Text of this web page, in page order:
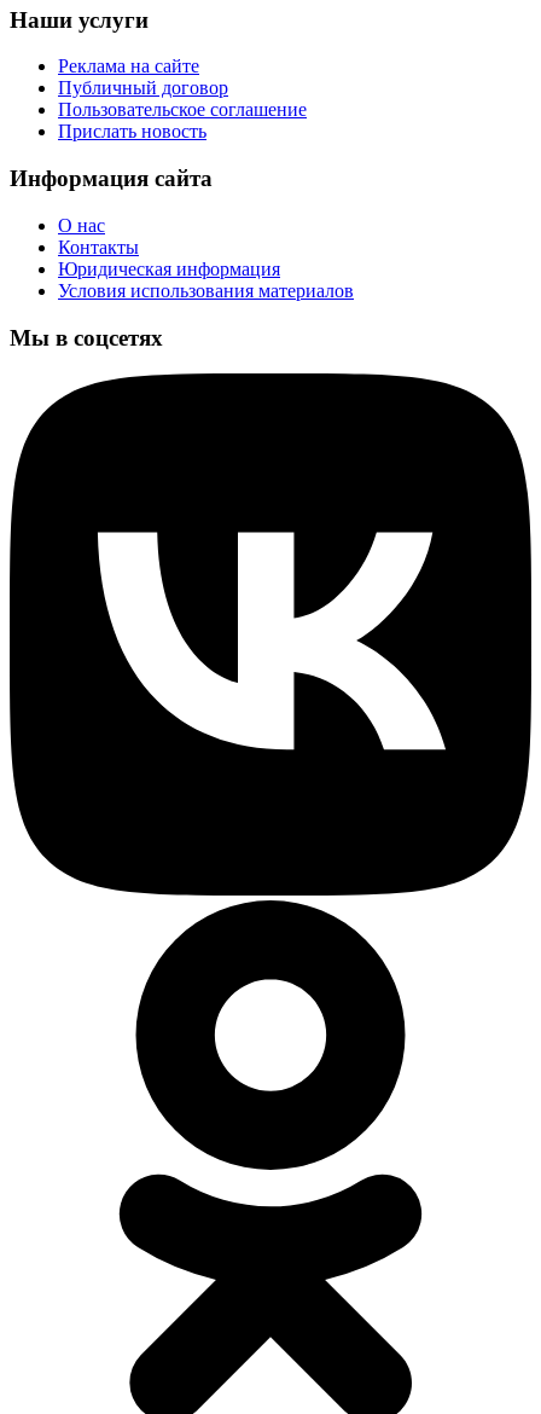
Наши услуги
Реклама на сайте
Публичный договор
Пользовательское соглашение
Прислать новость
Информация сайта
О нас
Контакты
Юридическая информация
Условия использования материалов
Мы в соцсетях